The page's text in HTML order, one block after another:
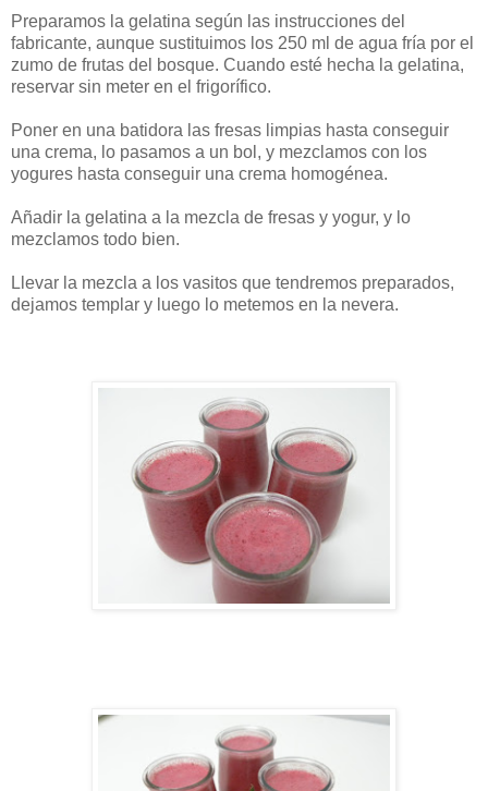
Preparamos la gelatina según las instrucciones del
fabricante, aunque sustituimos los 250 ml de agua fría por el
zumo de frutas del bosque. Cuando esté hecha la gelatina,
reservar sin meter en el frigorífico.
Poner en una batidora las fresas limpias hasta conseguir
una crema, lo pasamos a un bol, y mezclamos con los
yogures hasta conseguir una crema homogénea.
Añadir la gelatina a la mezcla de fresas y yogur, y lo
mezclamos todo bien.
Llevar la mezcla a los vasitos que tendremos preparados,
dejamos templar y luego lo metemos en la nevera.